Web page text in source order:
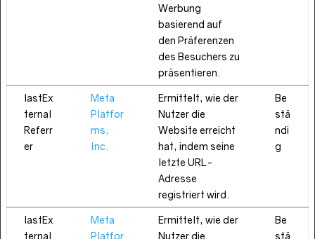
Werbung
basierend auf
den Präferenzen
des Besuchers zu
präsentieren.
lastEx
ternal
Referr
er
Meta
Platfor
ms,
Inc.
Ermittelt, wie der
Nutzer die
Website erreicht
hat, indem seine
letzte URL-
Adresse
registriert wird.
Be
stä
ndi
g
lastEx
ternal
Meta
Platfor
Ermittelt, wie der
Nutzer die
Be
stä